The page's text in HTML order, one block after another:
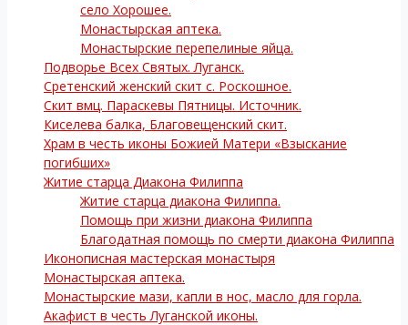
село Хорошее.
Монастырская аптека.
Монастырские перепелиные яйца.
Подворье Всех Святых. Луганск.
Сретенский женский скит с. Роскошное.
Скит вмц. Параскевы Пятницы. Источник.
Киселева балка, Благовещенский скит.
Храм в честь иконы Божией Матери «Взыскание
погибших»
Житие старца Диакона Филиппа
Житие старца диакона Филиппа.
Помощь при жизни диакона Филиппа
Благодатная помощь по смерти диакона Филиппа
Иконописная мастерская монастыря
Монастырская аптека.
Монастырские мази, капли в нос, масло для горла.
Акафист в честь Луганской иконы.